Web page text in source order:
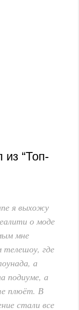
“Топ-
я выхожу
о моде
мне
телешоу, где
а
подиуме, а
плюёт. В
стали все